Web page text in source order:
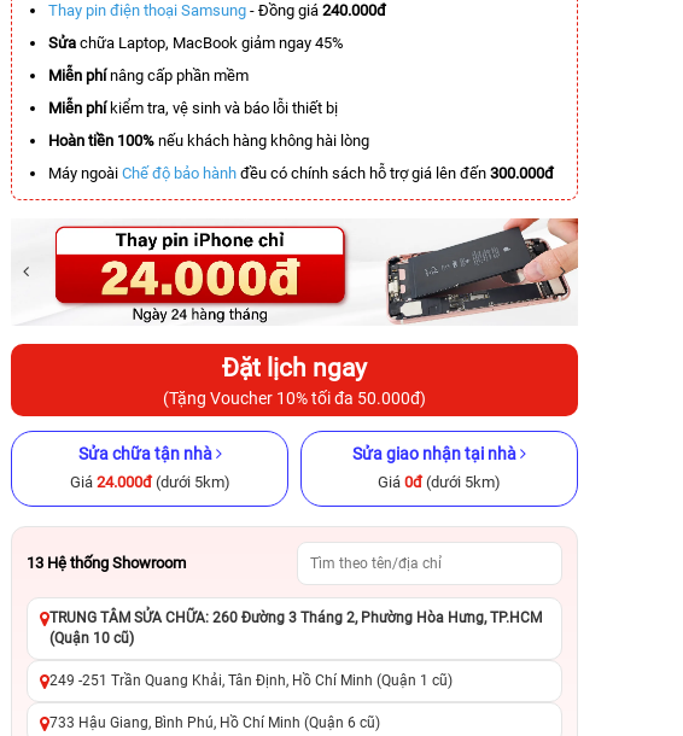
iPhone XS 64GB Cũ chính hãng
3.590.000đ 9.790.000đ
-6.200.000đ
hãng
17.990.000đ
22.990.000đ
-5.000.000đ -5.500.000đ
Thay pin điện thoại Samsung - Đồng giá 240.000đ
Sửa chữa Laptop, MacBook giảm ngay 45%
Miễn phínâng cấp phần mềm
Miễn phíkiểm tra, vệ sinh và báo lỗi thiết bị
Hoàn tiền 100% nếu khách hàng không hài lòng
Máy ngoài Chế độ bảo hành đều có chính sách hỗ trợ giá lên đến 300.000đ
Đặt lịch ngay
(Tặng Voucher 10% tối đa 50.000đ)
Sửa chữa tận nhà
Giá 24.000đ(dưới 5km)
Sửa giao nhận tại nhà
Giá 0đ(dưới 5km)
13 Hệ thống Showroom
TRUNG TÂM SỬA CHỮA: 260 Đường 3 Tháng 2, Phường Hòa Hưng, TP.HCM
(Quận 10 cũ)
249 -251 Trần Quang Khải, Tân Định, Hồ Chí Minh (Quận 1 cũ)
733 Hậu Giang, Bình Phú, Hồ Chí Minh (Quận 6 cũ)